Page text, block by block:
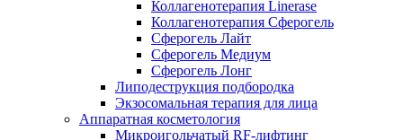
Коллагенотерапия Linerase
Коллагенотерапия Сферогель
Сферогель Лайт
Сферогель Медиум
Сферогель Лонг
Липодеструкция подбородка
Экзосомальная терапия для лица
Аппаратная косметология
Микроигольчатый RF-лифтинг